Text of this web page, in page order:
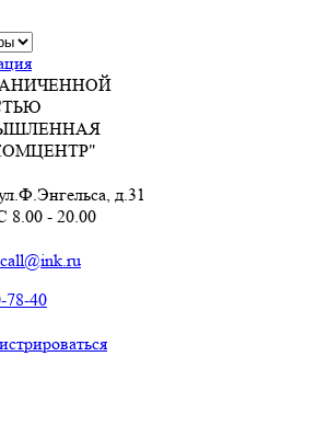
д.31
- 20.00
call@ink.ru
78-40